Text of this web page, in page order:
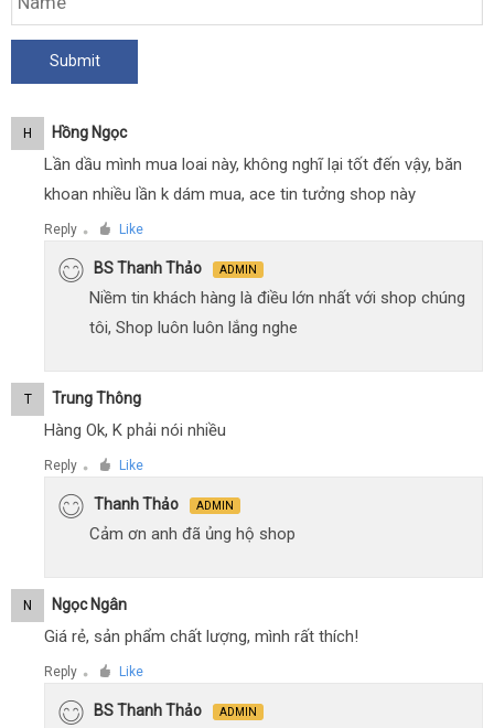
H Hồng Ngọc
Lần dầu mình mua loai này, không nghĩ lại tốt đến vậy, băn
khoan nhiều lần k dám mua, ace tin tưởng shop này
Reply ● Like
BS Thanh Thảo ADMIN
Niềm tin khách hàng là điều lớn nhất với shop chúng
tôi, Shop luôn luôn lắng nghe
T Trung Thông
Hàng Ok, K phải nói nhiều
Reply ● Like
Thanh Thảo ADMIN
Cảm ơn anh đã ủng hộ shop
N Ngọc Ngân
Giá rẻ, sản phẩm chất lượng, mình rất thích!
Reply ● Like
BS Thanh Thảo ADMIN